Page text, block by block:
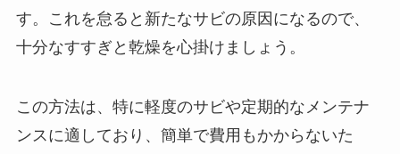
す。これを怠ると新たなサビの原因になるので、
十分なすすぎと乾燥を心掛けましょう。
この方法は、特に軽度のサビや定期的なメンテナ
ンスに適しており、簡単で費用もかからないた